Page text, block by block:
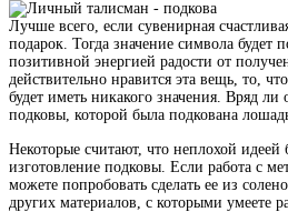
Лучше всего, если сувенирная
подарок. Тогда значение символа будет
позитивной энергией радости от
действительно нравится эта вещь, то,
будет иметь никакого значения. Вряд ли
подковы, которой была подкована
Некоторые считают, что неплохой идеей
изготовление подковы. Если работа с
можете попробовать сделать ее из
других материалов, с которыми умеете